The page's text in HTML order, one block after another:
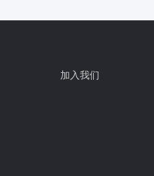
加入我们